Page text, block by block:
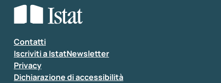
Seleziona la tipologia della segnalazione
Inserisci il tuo commento
Contatti
Iscriviti a IstatNewsletter
Privacy
Dichiarazione di accessibilità